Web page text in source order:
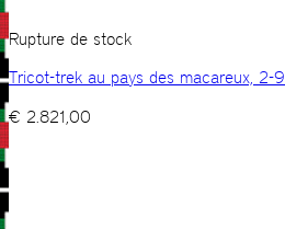
Rupture de stock
Tricot-trek au pays des macareux, 2-
€ 2.821,00